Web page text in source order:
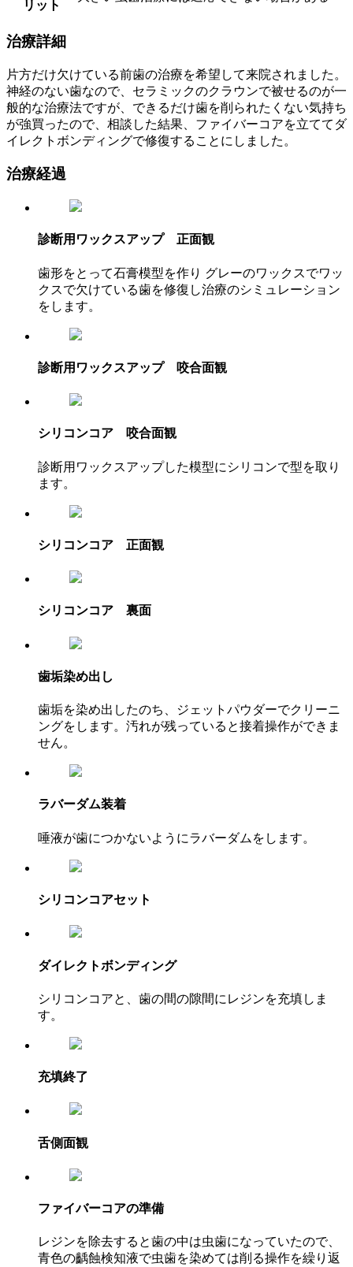
リット
治療詳細
片方だけ欠けている前歯の治療を希望して来院されました。
神経のない歯なので、セラミックのクラウンで被せるのが一
般的な治療法ですが、できるだけ歯を削られたくない気持ち
が強買ったので、相談した結果、ファイバーコアを立ててダ
イレクトボンディングで修復することにしました。
治療経過
診断用ワックスアップ 正面観
歯形をとって石膏模型を作り グレーのワックスでワッ
クスで欠けている歯を修復し治療のシミュレーション
をします。
診断用ワックスアップ 咬合面観
シリコンコア 咬合面観
診断用ワックスアップした模型にシリコンで型を取り
ます。
シリコンコア 正面観
シリコンコア 裏面
歯垢染め出し
歯垢を染め出したのち、ジェットパウダーでクリーニ
ングをします。汚れが残っていると接着操作ができま
せん。
ラバーダム装着
唾液が歯につかないようにラバーダムをします。
シリコンコアセット
ダイレクトボンディング
シリコンコアと、歯の間の隙間にレジンを充填しま
す。
充填終了
舌側面観
ファイバーコアの準備
レジンを除去すると歯の中は虫歯になっていたので、
青色の齲蝕検知液で虫歯を染めては削る操作を繰り返